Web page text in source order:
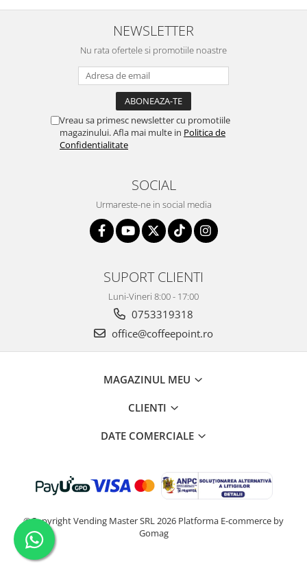
NEWSLETTER
Nu rata ofertele si promotiile noastre
Vreau sa primesc newsletter cu promotiile
magazinului. Afla mai multe in Politica de
Confidentialitate
SOCIAL
Urmareste-ne in social media
SUPORT CLIENTI
Luni-Vineri 8:00 - 17:00
0753319318
office@coffeepoint.ro
MAGAZINUL MEU
CLIENTI
DATE COMERCIALE
©Copyright Vending Master SRL 2026 Platforma E-commerce by
Gomag